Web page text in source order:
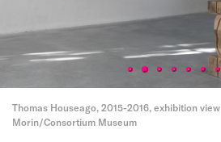
Thomas Houseago, 2015-2016, exhibition
Morin/Consortium Museum